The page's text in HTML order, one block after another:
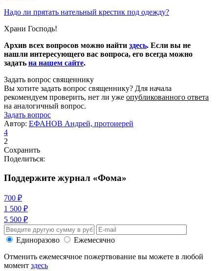
Надо ли прятать нательный крестик под одежду?
Храни Господь!
Архив всех вопросов можно найти здесь. Если вы не
нашли интересующего вас вопроса, его всегда можно
задать на нашем сайте.
Задать вопрос священнику
Вы хотите задать вопрос священнику? Для начала
рекомендуем проверить, нет ли уже опубликованного ответа
на аналогичный вопрос.
Задать вопрос
Автор: ЕФАНОВ Андрей, протоиерей
4
2
Сохранить
Поделиться:
Поддержите журнал «Фома»
700 ₽
1 500 ₽
5 500 ₽
Единоразово
Ежемесячно
Отменить ежемесячное пожертвование вы можете в любой
момент здесь